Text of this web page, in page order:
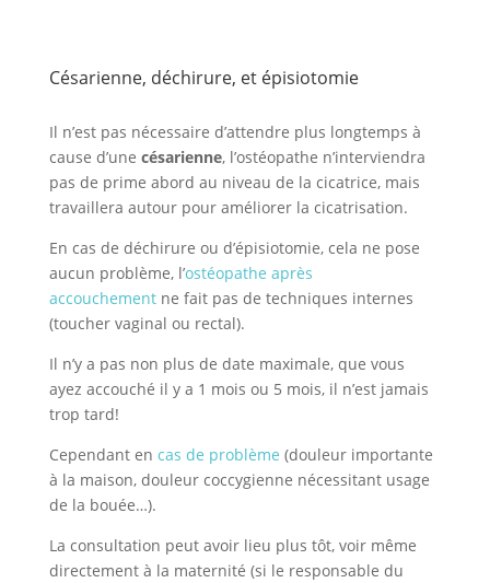
Césarienne, déchirure, et épisiotomie
Il n’est pas nécessaire d’attendre plus longtemps à
cause d’une césarienne, l’ostéopathe n’interviendra
pas de prime abord au niveau de la cicatrice, mais
travaillera autour pour améliorer la cicatrisation.
En cas de déchirure ou d’épisiotomie, cela ne pose
aucun problème, l’ostéopathe après
accouchement ne fait pas de techniques internes
(toucher vaginal ou rectal).
Il n’y a pas non plus de date maximale, que vous
ayez accouché il y a 1 mois ou 5 mois, il n’est jamais
trop tard!
Cependant en cas de problème (douleur importante
à la maison, douleur coccygienne nécessitant usage
de la bouée…).
La consultation peut avoir lieu plus tôt, voir même
directement à la maternité (si le responsable du